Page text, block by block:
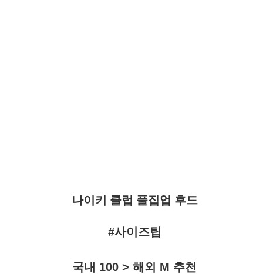
나이키 클럽 풀집업 후드
#사이즈팁
국내 100 > 해외 M 추천